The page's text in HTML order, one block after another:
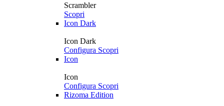
Scrambler
Scopri
Icon Dark
Icon Dark
Configura Scopri
Icon
Icon
Configura Scopri
Rizoma Edition